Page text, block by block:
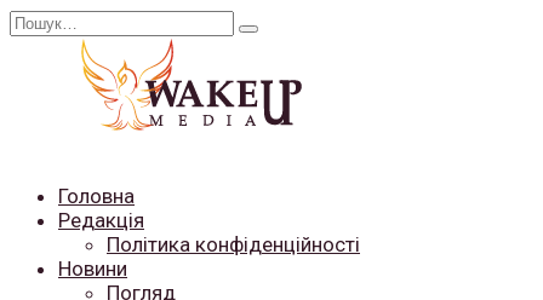
Перейти
Search
Головна
Редакція
Політика конфіденційності
Новини
Погляд